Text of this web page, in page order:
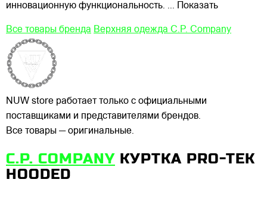
инновационную функциональность. ... Показать
Все товары бренда Верхняя одежда C.P. Company
NUW store работает только с официальными
поставщиками и представителями брендов.
Все товары — оригинальные.
C.P. COMPANY КУРТКА PRO-TEK
HOODED